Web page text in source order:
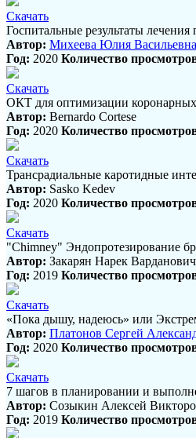
Скачать
Госпитальные результаты
Автор: Михеева Юлия Васильевна
Год: 2020 Количество
Скачать
ОКТ для оптимизации
Автор: Bernardo Cortese
Год: 2020 Количество
Скачать
Трансрадиальные каротидные
Автор: Sasko Kedev
Год: 2020 Количество
Скачать
"Сhimney" Эндопротезирование
Автор: Закарян Нарек Варданович
Год: 2019 Количество
Скачать
«Пока дышу, надеюсь» или
Автор: Платонов Сергей
Год: 2020 Количество
Скачать
7 шагов в планировании и
Автор: Созыкин Алексей
Год: 2019 Количество